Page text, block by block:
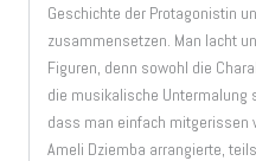
Geschichte der Protagonistin
zusammensetzen. Man lacht
Figuren, denn sowohl die
die musikalische Untermalung
dass man einfach mitgerissen
Ameli Dziemba arrangierte,